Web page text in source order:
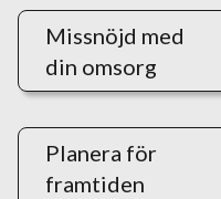
Missnöjd med
din omsorg
Planera för
framtiden